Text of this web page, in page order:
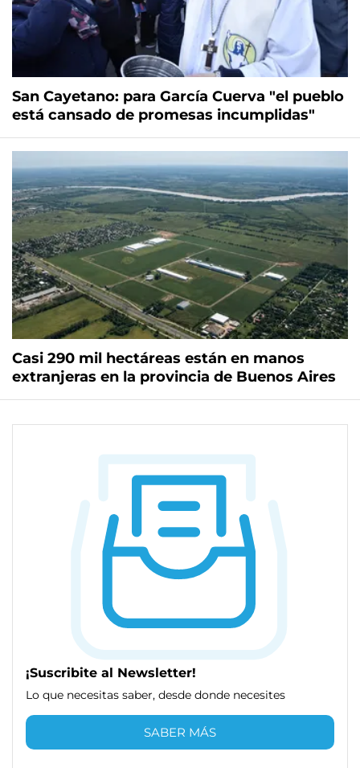
San Cayetano: para García Cuerva "el pueblo
está cansado de promesas incumplidas"
Casi 290 mil hectáreas están en manos
extranjeras en la provincia de Buenos Aires
¡Suscribite al Newsletter!
Lo que necesitas saber, desde donde necesites
SABER MÁS